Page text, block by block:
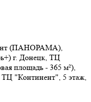
(ПАНОРАМА),
г. Донецк, ТЦ
площадь - 365 м²),
ТЦ "Континент", 5 этаж,